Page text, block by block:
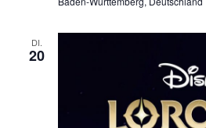
DI.
20